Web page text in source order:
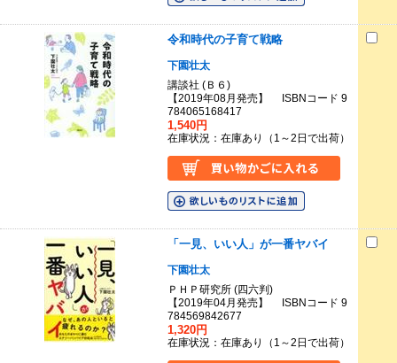
令和時代の子育て戦略
下園壮太
講談社 (Ｂ６)
【2019年08月発売】 ISBNコード 9
784065168417
1,540円
在庫状況：在庫あり（1～2日で出荷）
「一見、いい人」が一番ヤバイ
下園壮太
ＰＨＰ研究所 (四六判)
【2019年04月発売】 ISBNコード 9
784569842677
1,320円
在庫状況：在庫あり（1～2日で出荷）